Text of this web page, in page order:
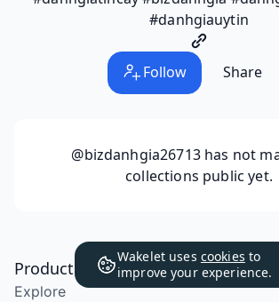
#danhgiauytin
Follow Share
@bizdanhgia26713has not
collections public yet.
Wakelet uses cookies to
improve your experience.
Product
Explore